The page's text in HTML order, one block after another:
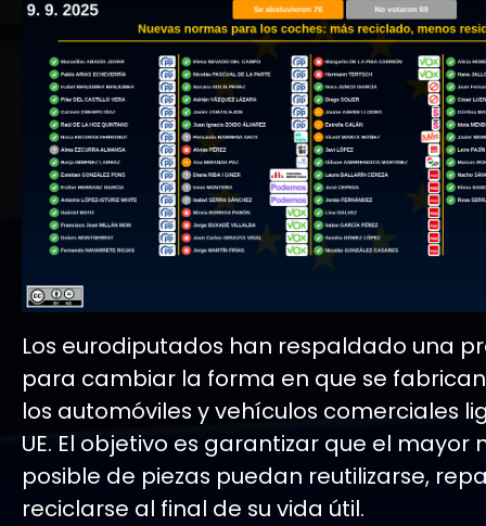
Los eurodiputados han respaldado una
para cambiar la forma en que se
los automóviles y vehículos comerciales
UE. El objetivo es garantizar que el mayor
posible de piezas puedan reutilizarse,
reciclarse al final de su vida útil.